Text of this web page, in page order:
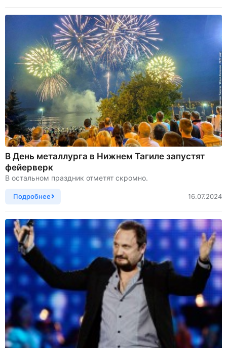
В День металлурга в Нижнем Тагиле запустят
фейерверк
В остальном праздник отметят скромно.
Подробнее 16.07.2024